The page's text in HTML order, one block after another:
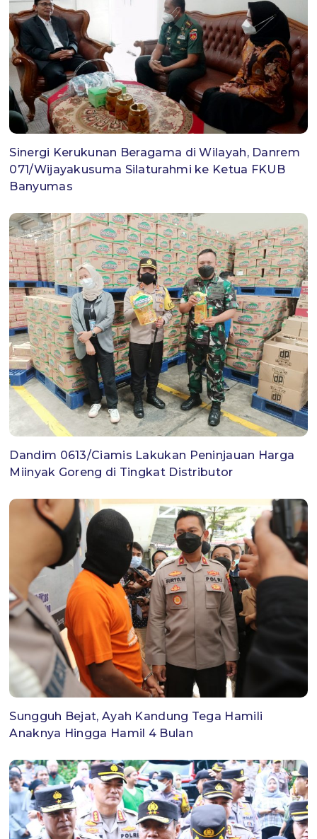
Sinergi Kerukunan Beragama di Wilayah, Danrem
071/Wijayakusuma Silaturahmi ke Ketua FKUB
Banyumas
Dandim 0613/Ciamis Lakukan Peninjauan Harga
Miinyak Goreng di Tingkat Distributor
Sungguh Bejat, Ayah Kandung Tega Hamili
Anaknya Hingga Hamil 4 Bulan